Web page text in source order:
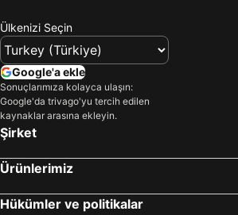
Ülkenizi Seçin
Google'a ekle
Sonuçlarımıza kolayca ulaşın:
Google'da trivago'yu tercih edilen
kaynaklar arasına ekleyin.
Şirket
Ürünlerimiz
Hükümler ve politikalar